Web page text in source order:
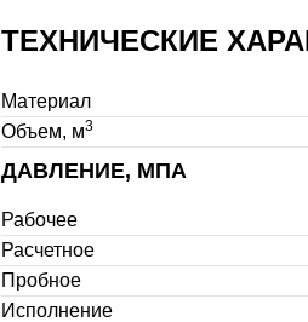
ТЕХНИЧЕСКИЕ
Материал
Объем, м3
ДАВЛЕНИЕ, МПА
Рабочее
Расчетное
Пробное
Исполнение